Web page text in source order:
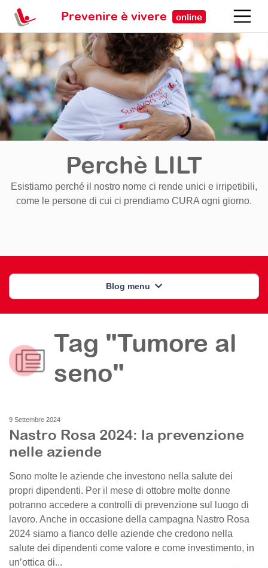
Prevenire è vivere online
Perchè LILT
Esistiamo perché il nostro nome ci rende unici e irripetibili,
come le persone di cui ci prendiamo CURA ogni giorno.
Blog menu
Tag "Tumore al
seno"
9 Settembre 2024
Nastro Rosa 2024: la prevenzione
nelle aziende
Sono molte le aziende che investono nella salute dei
propri dipendenti. Per il mese di ottobre molte donne
potranno accedere a controlli di prevenzione sul luogo di
lavoro. Anche in occasione della campagna Nastro Rosa
2024 siamo a fianco delle aziende che credono nella
salute dei dipendenti come valore e come investimento, in
un’ottica di...